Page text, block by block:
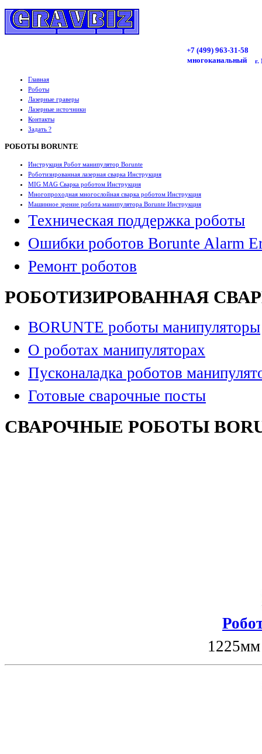
+7 (499) 963-31-58
многоканальный
г.
Главная
Роботы
Лазерные граверы
Лазерные источники
Контакты
Задать ?
РОБОТЫ BORUNTE
Инструкция Робот манипулятор Borunte
Роботизированная лазерная сварка Инструкция
MIG MAG Сварка роботом Инструкция
Многопроходная многослойная сварка роботом Инструкция
Машинное зрение робота манипулятора Borunte Инструкция
Техническая поддержка роботы
Ошибки роботов Borunte Alarm
Ремонт роботов
РОБОТИЗИРОВАННАЯ
BORUNTE роботы манипуляторы
О роботах манипуляторах
Пусконаладка роботов
Готовые сварочные посты
СВАРОЧНЫЕ РОБОТЫ